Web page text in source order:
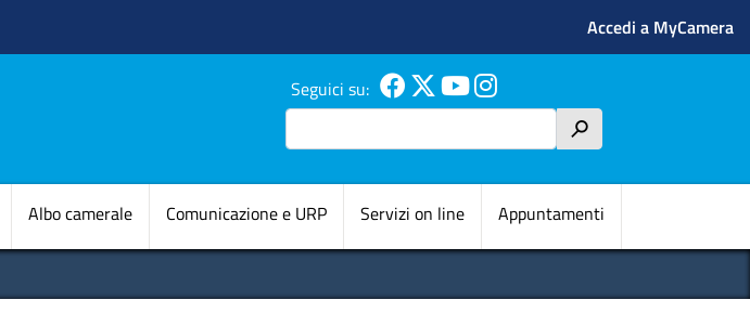
Menu
Accedi a MyCamera
Seguici su:
Cerca
h
Navigazione principale
Albo camerale Comunicazione e URP Servizi on line Appuntamenti